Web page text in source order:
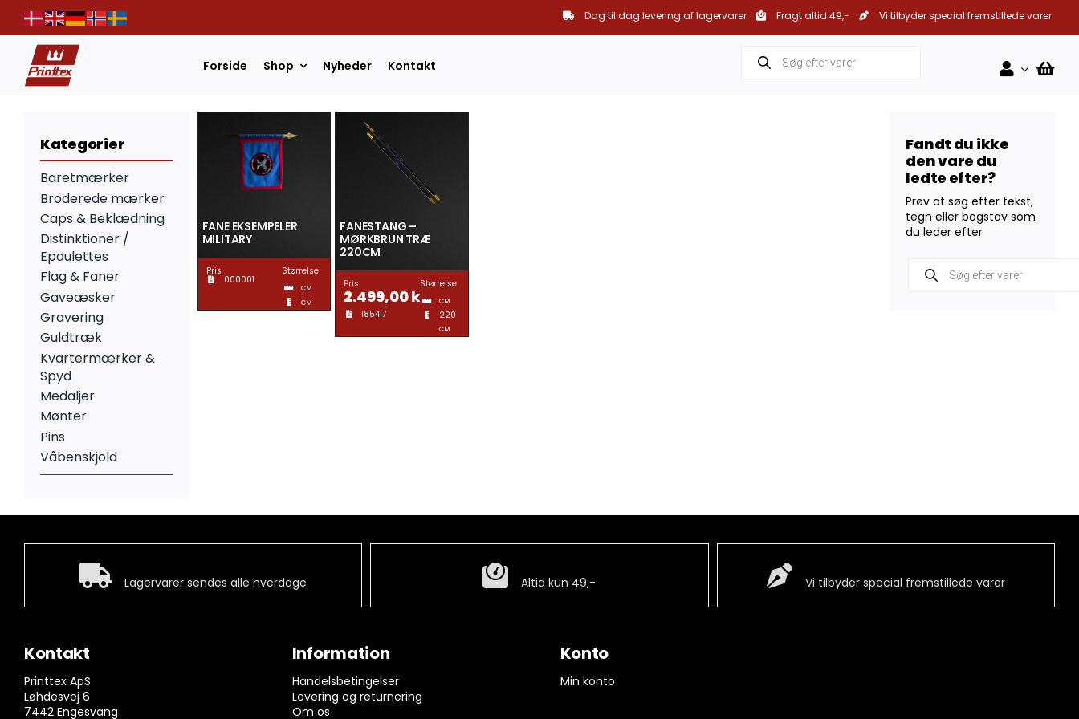
content
Dag til dag levering af lagervarer Fragt altid 49,- Vi tilbyder special fremstillede varer
Forside Shop Nyheder Kontakt search
Kategorier
Baretmærker
Broderede mærker
Caps & Beklædning
Distinktioner /
Epaulettes
Flag & Faner
Gaveæsker
Gravering
Guldtræk
Kvartermærker &
Spyd
Medaljer
Mønter
Pins
Våbenskjold
FANE EKSEMPELER
MILITARY
Pris
000001
Størrelse
CM
CM
FANESTANG –
MØRKBRUN TRÆ
220CM
Pris
2.499,00kr.
185417
Størrelse
CM
220
CM
Fandt du ikke
den vare du
ledte efter?
Prøv at søg efter tekst,
tegn eller bogstav som
du leder efter
search
Lagervarer sendes alle hverdage Altid kun 49,- Vi tilbyder special fremstillede varer
Kontakt
Printtex ApS
Løhdesvej 6
7442 Engesvang
Information
Handelsbetingelser
Levering og returnering
Om os
Konto
Min konto